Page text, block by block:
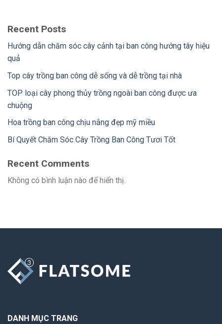
Recent Posts
Hướng dẫn chăm sóc cây cảnh tại ban công hướng tây hiệu
quả
Top cây trồng ban công dễ sống và dễ trồng tại nhà
TOP loại cây phong thủy trồng ngoài ban công được ưa
chuộng
Hoa trồng ban công chịu nắng đẹp mỹ miều
Bí Quyết Chăm Sóc Cây Trồng Ban Công Tươi Tốt
Recent Comments
Không có bình luận nào để hiển thị.
DANH MỤC TRANG